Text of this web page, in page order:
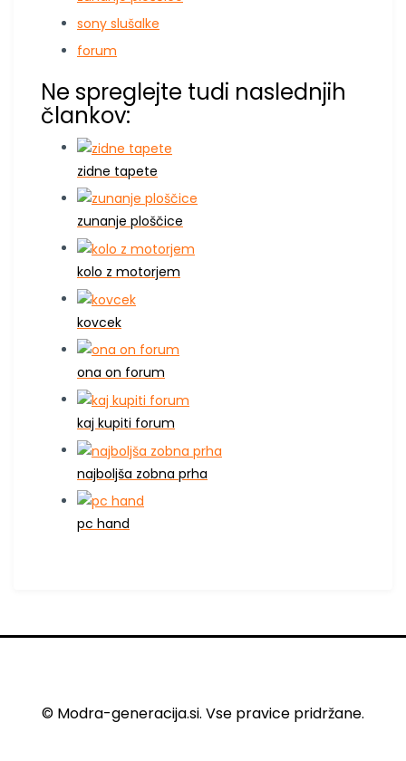
sony slušalke
forum
Ne spreglejte tudi naslednjih
člankov:
zidne tapete
zunanje ploščice
kolo z motorjem
kovcek
ona on forum
kaj kupiti forum
najboljša zobna prha
pc hand
© Modra-generacija.si. Vse pravice pridržane.